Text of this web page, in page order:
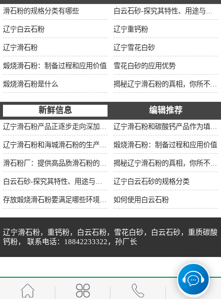
滑石粉的规格分类有哪些
辽宁白云石粉 辽宁重钙粉
辽宁滑石粉 辽宁雪花白砂
煅烧滑石粉：制备过程和应用价值 雪花白砂的应用优势
煅烧滑石粉是什么
新鲜信息 编辑推荐
煅烧滑石粉：制备过程和应用价值
辽宁白云石砂的规格分类
如何使用白云石粉
辽宁滑石粉，重钙粉，白云石粉，雪花白砂，白云石砂，重质碳酸
钙粉， 联系电话：18842233322，孙厂长